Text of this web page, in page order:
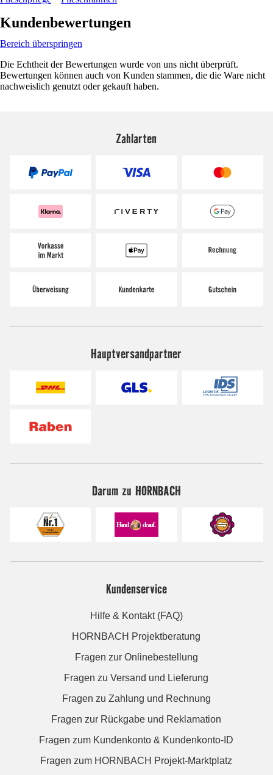
Kundenbewertungen
Bereich überspringen
Die Echtheit der Bewertungen wurde von uns nicht überprüft.
Bewertungen können auch von Kunden stammen, die die Ware nicht
nachweislich genutzt oder gekauft haben.
Zahlarten
Hauptversandpartner
Darum zu HORNBACH
Kundenservice
Hilfe & Kontakt (FAQ)
HORNBACH Projektberatung
Fragen zur Onlinebestellung
Fragen zu Versand und Lieferung
Fragen zu Zahlung und Rechnung
Fragen zur Rückgabe und Reklamation
Fragen zum Kundenkonto & Kundenkonto-ID
Fragen zum HORNBACH Projekt-Marktplatz